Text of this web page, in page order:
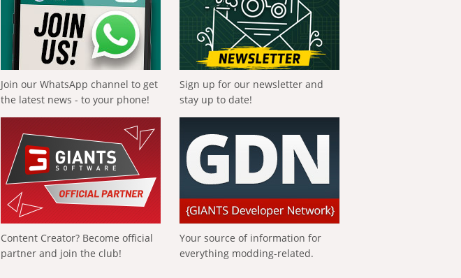
Join our WhatsApp channel to get
the latest news - to your phone!
Sign up for our newsletter and
stay up to date!
Content Creator? Become official
partner and join the club!
Your source of information for
everything modding-related.